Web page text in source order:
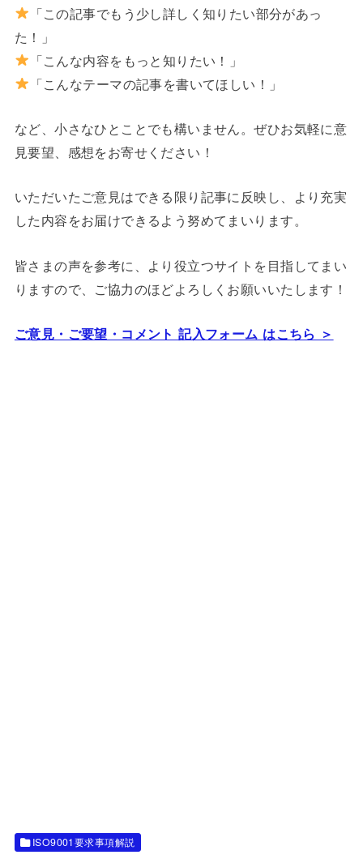
「この記事でもう少し詳しく知りたい部分があっ
た！」
「こんな内容をもっと知りたい！」
「こんなテーマの記事を書いてほしい！」
など、小さなひとことでも構いません。ぜひお気軽に意
見要望、感想をお寄せください！
いただいたご意見はできる限り記事に反映し、より充実
した内容をお届けできるよう努めてまいります。
皆さまの声を参考に、より役立つサイトを目指してまい
りますので、ご協力のほどよろしくお願いいたします！
ご意見・ご要望・コメント 記入フォーム はこちら ＞
ISO9001要求事項解説